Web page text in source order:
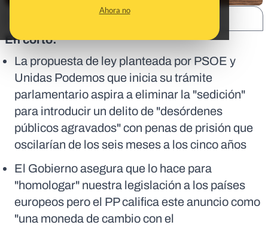
Ahora no
En corto:
La propuesta de ley planteada por PSOE y
Unidas Podemos que inicia su trámite
parlamentario aspira a eliminar la "sedición"
para introducir un delito de "desórdenes
públicos agravados" con penas de prisión que
oscilarían de los seis meses a los cinco años
El Gobierno asegura que lo hace para
"homologar" nuestra legislación a los países
europeos pero el PP califica este anuncio como
"una moneda de cambio con el